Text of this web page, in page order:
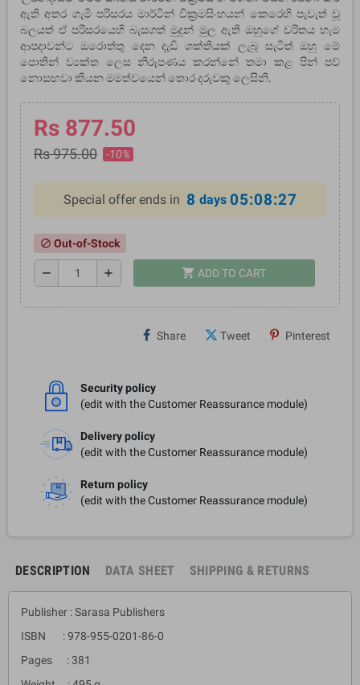
ඇති අතර ගැමි පරිසරය මාර්ටින් වික්‍රමසිංහයන් කෙරෙහි පැවැත් වූ
බලයත් ඒ පරිසරයෙහි බැසගත් මුදුන් මුල ඇති ඔහුගේ චරිතය හැම
ආපදාවන්ට ඔරොත්තු දෙන දැඩි ශක්තියක් ලැබූ සැටිත් ඔහු මේ
පොතින් ව්‍යක්ත ලෙස නිරූපණය කරන්නේ තමා කළ පින් පව්
නොසඟවා කියන මමත්වයෙන් තොර දරුවකු ලෙසිනි.
Rs 877.50
Rs 975.00 -10%
Special offer ends in 8 days 05:08:27
block Out-of-Stock
remove add shopping_cart ADD TO CART
Share Tweet Pinterest
Security policy
(edit with the Customer Reassurance module)
Delivery policy
(edit with the Customer Reassurance module)
Return policy
(edit with the Customer Reassurance module)
DESCRIPTION DATA SHEET SHIPPING & RETURNS
Publisher : Sarasa Publishers
ISBN : 978-955-0201-86-0
Pages : 381